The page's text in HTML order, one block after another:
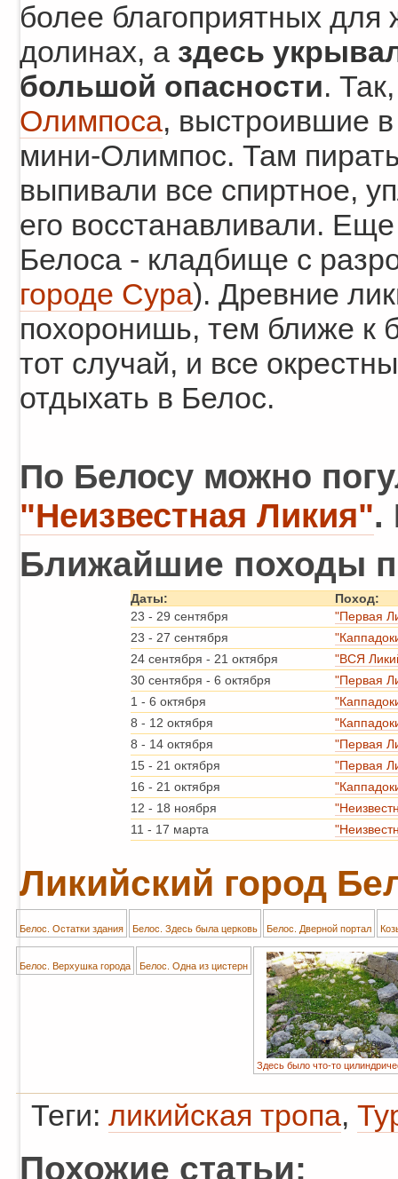
более благоприятных
долинах, а здесь
большой опасности.
Олимпоса, выстроившие в
мини-Олимпос. Там
выпивали все спиртное,
его восстанавливали.
Белоса - кладбище с
городе Сура). Древние
похоронишь, тем ближе к
тот случай, и все
отдыхать в Белос.
По Белосу можно
"Неизвестная Ликия".
Ближайшие походы
Даты:
Поход:
23 - 29 сентября
"Первая
23 - 27 сентября
24 сентября - 21 октября
"ВСЯ
30 сентября - 6 октября
"Первая
1 - 6 октября
8 - 12 октября
8 - 14 октября
"Первая
15 - 21 октября
"Первая
16 - 21 октября
12 - 18 ноября
11 - 17 марта
Ликийский город
Белос. Остатки здания Белос. Здесь была церковь Белос. Дверной портал
Белос. Верхушка города Белос. Одна из цистерн
Здесь было что-то
Теги: ликийская тропа,
Похожие статьи: